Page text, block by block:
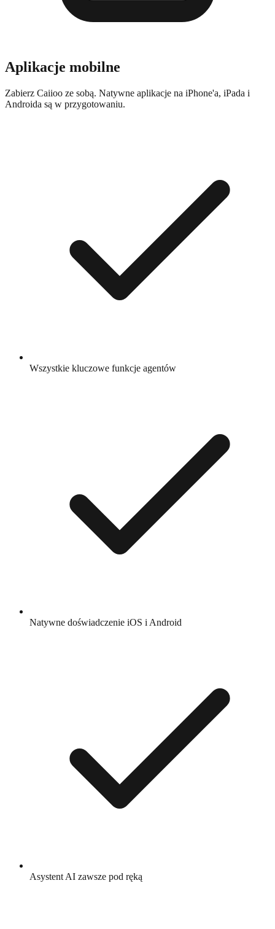
Aplikacje mobilne
Zabierz Caiioo ze sobą. Natywne aplikacje na iPhone'a, iPada i
Androida są w przygotowaniu.
Wszystkie kluczowe funkcje agentów
Natywne doświadczenie iOS i Android
Asystent AI zawsze pod ręką